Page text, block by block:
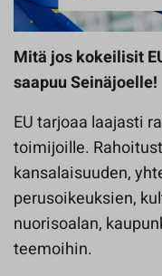
Mitä jos kokeilisit
saapuu Seinäjoelle!
EU tarjoaa laajasti
toimijoille.
kansalaisuuden,
perusoikeuksien,
nuorisoalan,
teemoihin.